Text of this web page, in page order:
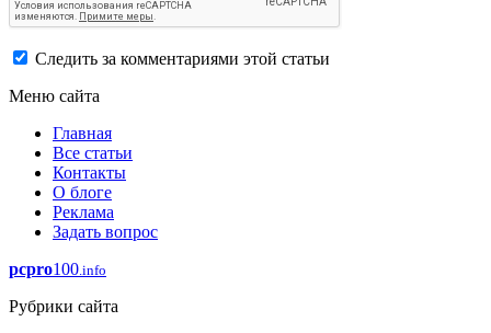
Следить за комментариями этой статьи
Меню сайта
Главная
Все статьи
Контакты
О блоге
Реклама
Задать вопрос
pcpro100.info
Рубрики сайта